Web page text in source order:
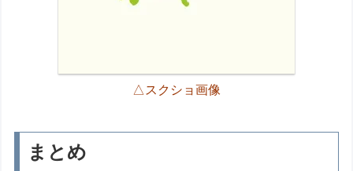
△スクショ画像
まとめ